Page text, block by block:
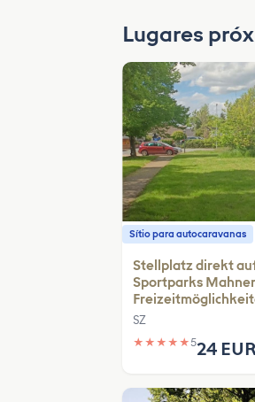
Lugares
Sítio para autocaravanas
Stellplatz direkt
Sportparks
SZ
★ ★ ★ ★ ★524